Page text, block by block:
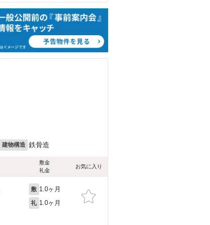
建物構造 鉄骨造
敷金
礼金
お気に入り
敷 1.0ヶ月
礼 1.0ヶ月